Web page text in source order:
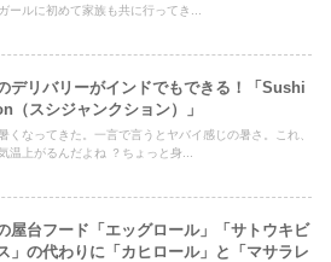
ールに初めて家族も共に行ってき...
デリバリーがインドでもできる！「Sushi
（スシジャンクション）」
くなってきた。一言で言うとヤバイ感じの暑さ。これ、
温上がるんだよね ？ちょっと身...
屋台フード「エッグロール」「サトウキビ
」の代わりに「カヒロール」と「マサラレ